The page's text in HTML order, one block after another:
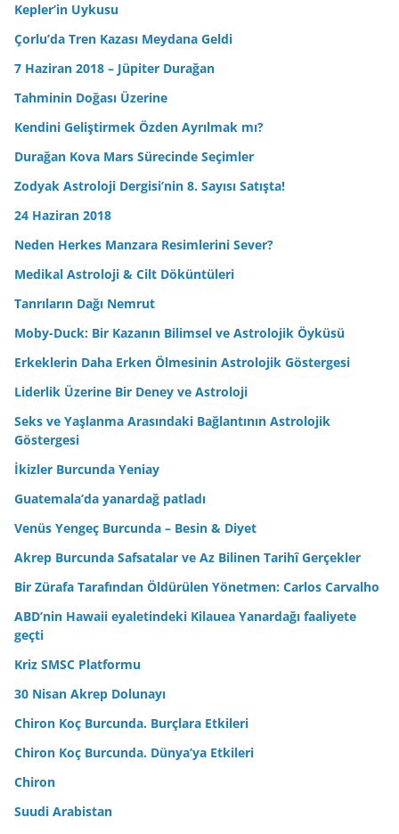
Kepler’in Uykusu
Çorlu’da Tren Kazası Meydana Geldi
7 Haziran 2018 – Jüpiter Durağan
Tahminin Doğası Üzerine
Kendini Geliştirmek Özden Ayrılmak mı?
Durağan Kova Mars Sürecinde Seçimler
Zodyak Astroloji Dergisi’nin 8. Sayısı Satışta!
24 Haziran 2018
Neden Herkes Manzara Resimlerini Sever?
Medikal Astroloji & Cilt Döküntüleri
Tanrıların Dağı Nemrut
Moby-Duck: Bir Kazanın Bilimsel ve Astrolojik Öyküsü
Erkeklerin Daha Erken Ölmesinin Astrolojik Göstergesi
Liderlik Üzerine Bir Deney ve Astroloji
Seks ve Yaşlanma Arasındaki Bağlantının Astrolojik
Göstergesi
İkizler Burcunda Yeniay
Guatemala’da yanardağ patladı
Venüs Yengeç Burcunda – Besin & Diyet
Akrep Burcunda Safsatalar ve Az Bilinen Tarihî Gerçekler
Bir Zürafa Tarafından Öldürülen Yönetmen: Carlos Carvalho
ABD’nin Hawaii eyaletindeki Kilauea Yanardağı faaliyete
geçti
Kriz SMSC Platformu
30 Nisan Akrep Dolunayı
Chiron Koç Burcunda. Burçlara Etkileri
Chiron Koç Burcunda. Dünya’ya Etkileri
Chiron
Suudi Arabistan